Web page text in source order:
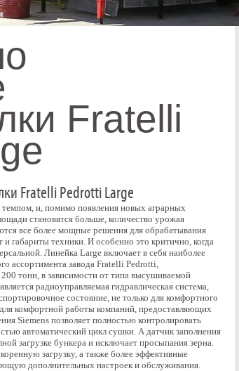
Fratelli
Fratelli Pedrotti Large
темпом, и, помимо появления новых аграрных
становятся больше, количество урожая
все более мощные решения для обрабатывания
техники. И особенно это критично, когда
Линейка Large включает в себя наиболее
ассортимента завода Fratelli Pedrotti,
тонн, в зависимости от типа высушиваемой
радиоуправляемая гидравлическая система,
состояние, не только для комфортного
комфортной работы компаний, предоставляющих
Siemens позволяет полностью контролировать
автоматический цикл сушки. А датчик заполнения
загрузке бункера и исключает просыпания зерна.
загрузку, а также более эффективные
дополнительных настроек и обслуживания.